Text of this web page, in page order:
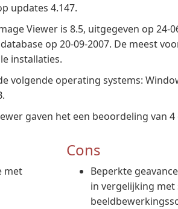
updates 4.147.
Viewer is 8.5, uitgegeven op 24-
op 20-09-2007. De meest
installaties.
volgende operating systems:
gaven het een beoordeling van
met
Cons
Beperkte
in vergelijking met